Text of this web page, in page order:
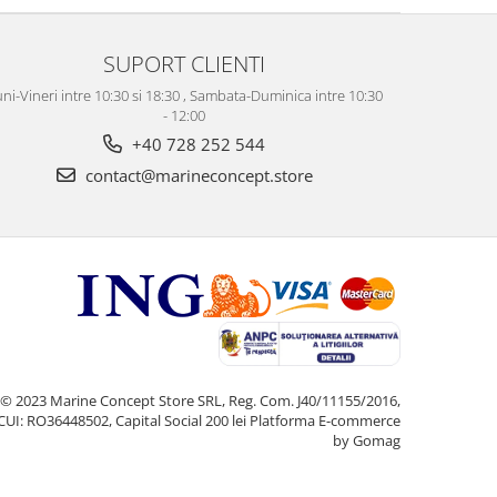
SUPORT CLIENTI
Vineri intre 10:30 si 18:30 , Sambata-Duminica intre 10:30
- 12:00
+40 728 252 544
contact@marineconcept.store
© 2023 Marine Concept Store SRL, Reg. Com. J40/11155/2016,
RO36448502, Capital Social 200 lei Platforma E-commerce
by Gomag